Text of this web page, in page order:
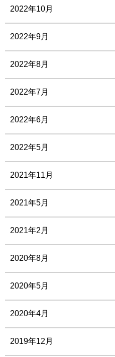
2022年10月
2022年9月
2022年8月
2022年7月
2022年6月
2022年5月
2021年11月
2021年5月
2021年2月
2020年8月
2020年5月
2020年4月
2019年12月